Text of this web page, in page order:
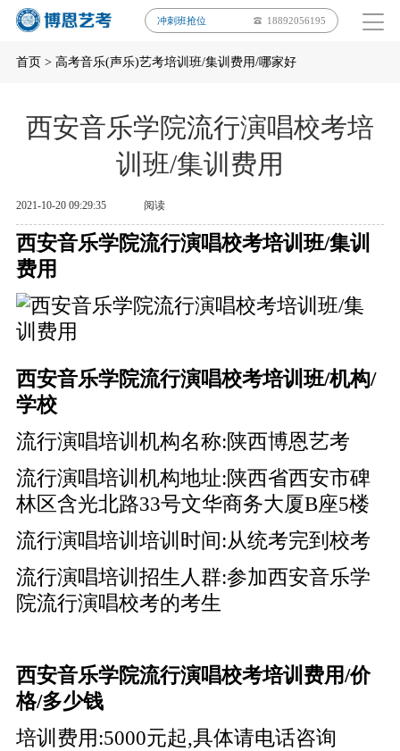
冲刺班抢位 18892056195
首页> 高考音乐(声乐)艺考培训班/集训费用/哪家好
西安音乐学院流行演唱校考培
训班/集训费用
2021-10-20 09:29:35 阅读
西安音乐学院流行演唱校考培训班/集训
费用
西安音乐学院流行演唱校考培训班/机构/
学校
流行演唱培训机构名称:陕西博恩艺考
流行演唱培训机构地址:陕西省西安市碑
林区含光北路33号文华商务大厦B座5楼
流行演唱培训培训时间:从统考完到校考
流行演唱培训招生人群:参加西安音乐学
院流行演唱校考的考生
西安音乐学院流行演唱校考培训费用/价
格/多少钱
培训费用:5000元起,具体请电话咨询